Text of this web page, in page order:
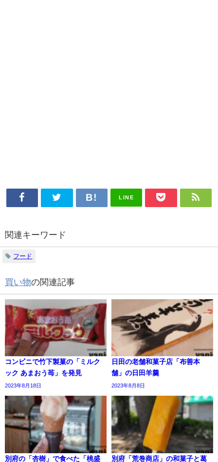
LINE
関連キーワード
フード
買い物の関連記事
コンビニで竹下製菓の「ミルク
ック あまおう苺」を発見
2023年8月18日
日田の老舗和菓子店「布善本
舗」の日田羊羹
2023年8月8日
別府の「杏樹」で食べた「桃盛
別府「荒巻商店」の和菓子と葛